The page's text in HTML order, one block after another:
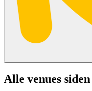
Alle venues siden